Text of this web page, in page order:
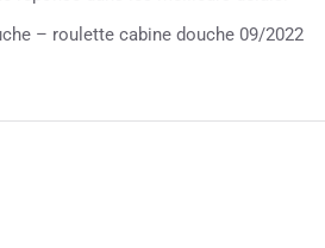
– roulette cabine douche 09/2022